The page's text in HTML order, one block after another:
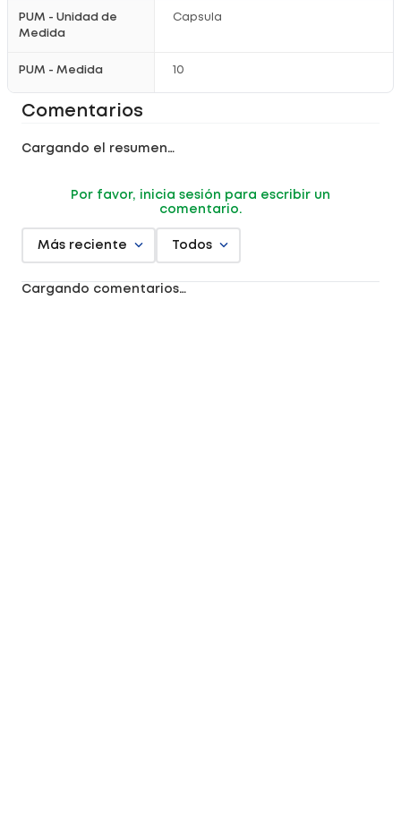
PUM - Unidad de
Medida
Capsula
PUM - Medida 10
Comentarios
Cargando el resumen…
Por favor, inicia sesión para escribir un
comentario.
Más reciente Todos
Cargando comentarios…